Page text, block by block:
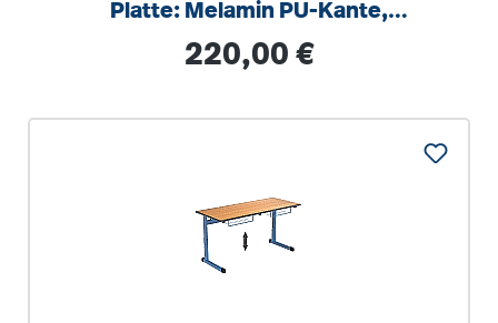
Platte: Melamin PU-Kante,
Regulärer Preis:
220,00 €